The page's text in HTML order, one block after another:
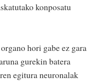
konposatu
hori gabe ez gara
gurekin batera
egitura neuronalak